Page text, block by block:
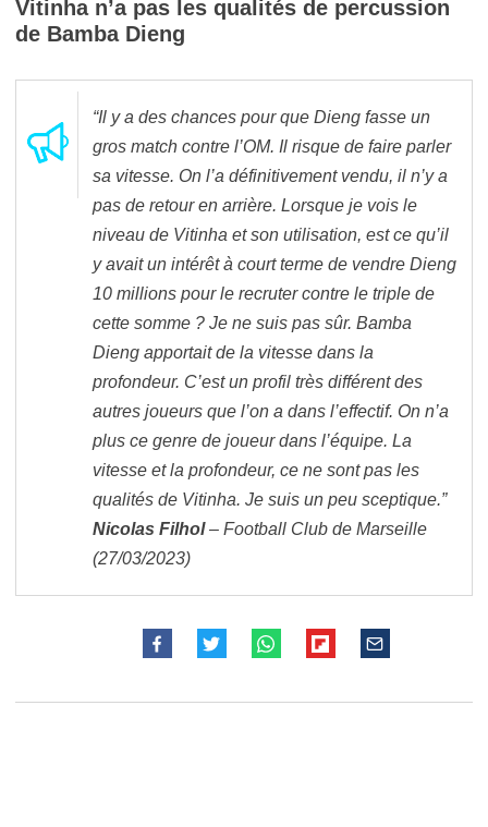
Vitinha n’a pas les qualités de percussion
de Bamba Dieng
“Il y a des chances pour que Dieng fasse un
gros match contre l’OM. Il risque de faire parler
sa vitesse. On l’a définitivement vendu, il n’y a
pas de retour en arrière. Lorsque je vois le
niveau de Vitinha et son utilisation, est ce qu’il
y avait un intérêt à court terme de vendre Dieng
10 millions pour le recruter contre le triple de
cette somme ? Je ne suis pas sûr. Bamba
Dieng apportait de la vitesse dans la
profondeur. C’est un profil très différent des
autres joueurs que l’on a dans l’effectif. On n’a
plus ce genre de joueur dans l’équipe. La
vitesse et la profondeur, ce ne sont pas les
qualités de Vitinha. Je suis un peu sceptique.”
Nicolas Filhol– Football Club de Marseille
(27/03/2023)